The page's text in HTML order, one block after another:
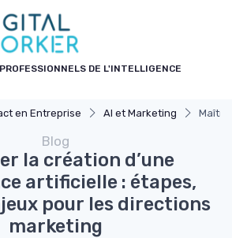
DE L'INTELLIGENCE
en Entreprise AI et Marketing
Blog
la création d’une
artificielle : étapes,
pour les directions
marketing